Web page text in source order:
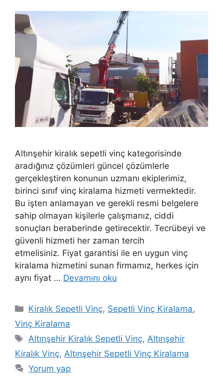
Altınşehir kiralık sepetli vinç kategorisinde
aradığınız çözümleri güncel çözümlerle
gerçekleştiren konunun uzmanı ekiplerimiz,
birinci sınıf vinç kiralama hizmeti vermektedir.
Bu işten anlamayan ve gerekli resmi belgelere
sahip olmayan kişilerle çalışmanız, ciddi
sonuçları beraberinde getirecektir. Tecrübeyi ve
güvenli hizmeti her zaman tercih
etmelisiniz. Fiyat garantisi ile en uygun vinç
kiralama hizmetini sunan firmamız, herkes için
aynı fiyat … Devamını oku
Kategoriler
Kiralık Sepetli Vinç, Sepetli Vinç Kiralama,
Vinç Kiralama
Etiketler
Altınşehir Kiralık Sepetli Vinç,Altınşehir
Kiralık Vinç, Altınşehir Sepetli Vinç Kiralama
Yorum yap